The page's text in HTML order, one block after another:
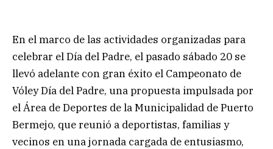
En el marco de las actividades organizadas para
celebrar el Día del Padre, el pasado sábado 20 se
llevó adelante con gran éxito el Campeonato de
Vóley Día del Padre, una propuesta impulsada por
el Área de Deportes de la Municipalidad de Puerto
Bermejo, que reunió a deportistas, familias y
vecinos en una jornada cargada de entusiasmo,